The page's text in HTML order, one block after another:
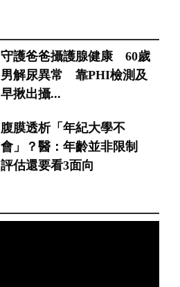
守護爸爸攝護腺健康 60歲
男解尿異常 靠PHI檢測及
早揪出攝...
腹膜透析「年紀大學不
會」？醫：年齡並非限制
評估還要看3面向